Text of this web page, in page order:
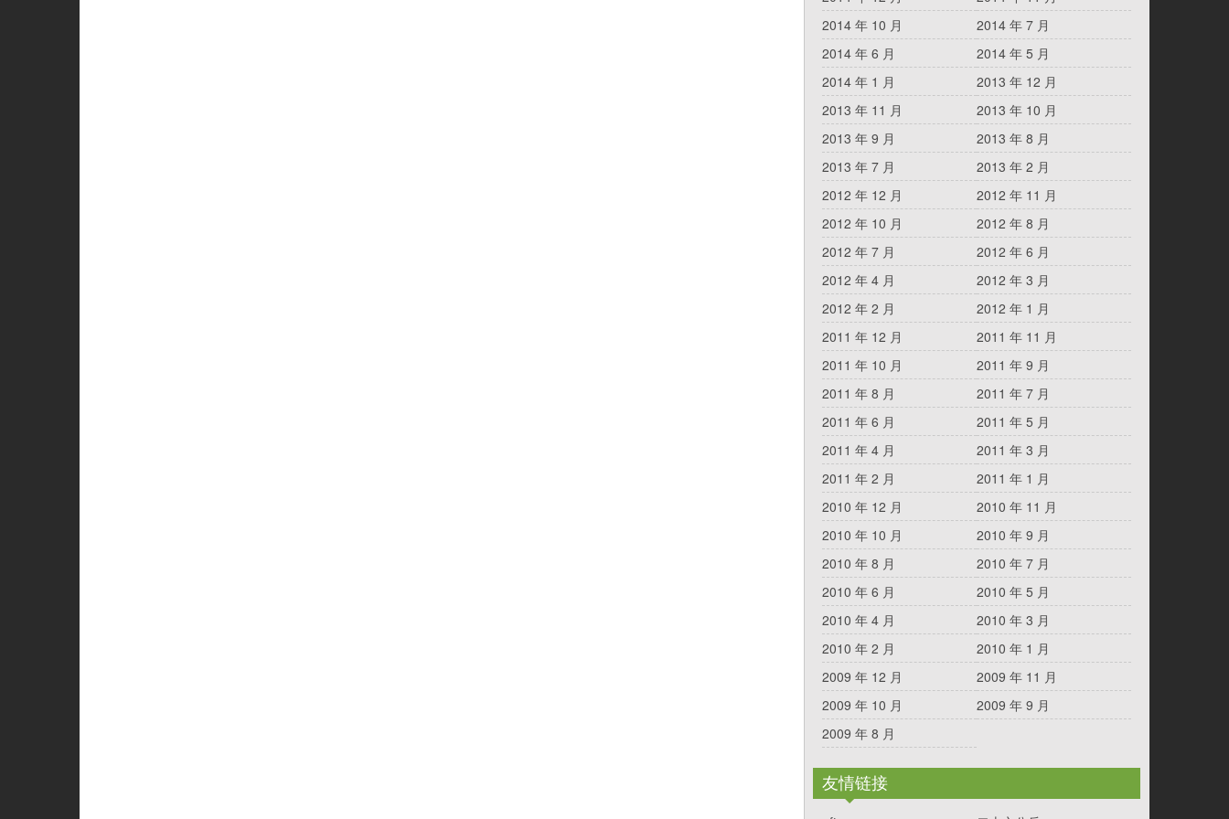
2014 年 10 月
2014 年 7 月
2014 年 6 月
2014 年 5 月
2014 年 1 月
2013 年 12 月
2013 年 11 月
2013 年 10 月
2013 年 9 月
2013 年 8 月
2013 年 7 月
2013 年 2 月
2012 年 12 月
2012 年 11 月
2012 年 10 月
2012 年 8 月
2012 年 7 月
2012 年 6 月
2012 年 4 月
2012 年 3 月
2012 年 2 月
2012 年 1 月
2011 年 12 月
2011 年 11 月
2011 年 10 月
2011 年 9 月
2011 年 8 月
2011 年 7 月
2011 年 6 月
2011 年 5 月
2011 年 4 月
2011 年 3 月
2011 年 2 月
2011 年 1 月
2010 年 12 月
2010 年 11 月
2010 年 10 月
2010 年 9 月
2010 年 8 月
2010 年 7 月
2010 年 6 月
2010 年 5 月
2010 年 4 月
2010 年 3 月
2010 年 2 月
2010 年 1 月
2009 年 12 月
2009 年 11 月
2009 年 10 月
2009 年 9 月
2009 年 8 月
友情链接